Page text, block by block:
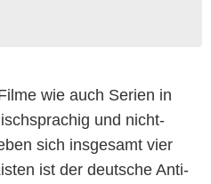
wie auch Serien in
und nicht-
sich insgesamt vier
ist der deutsche Anti-